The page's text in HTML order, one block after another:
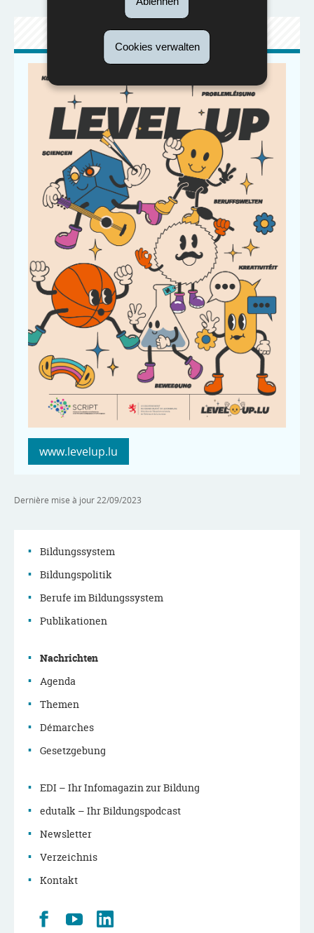
Cookies verwalten
WEBSÄIT: LEVELUP.LU
www.levelup.lu
Dernière mise à jour22/09/2023
Navigationsmenü
Bildungssystem
Bildungspolitik
Berufe im Bildungssystem
Publikationen
Nachrichten
Agenda
Themen
Démarches
Gesetzgebung
EDI – Ihr Infomagazin zur Bildung
edutalk – Ihr Bildungspodcast
Newsletter
Verzeichnis
Kontakt
Retrouvez
nous
Youtube